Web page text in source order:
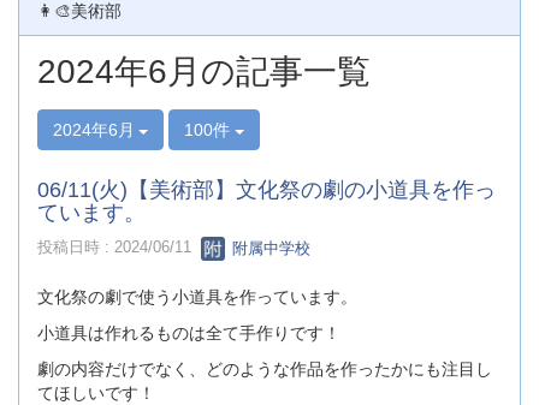
👩‍🎨美術部
2024年6月の記事一覧
2024年6月 100件
06/11(火)【美術部】文化祭の劇の小道具を作っ
ています。
投稿日時 : 2024/06/11 附属中学校
文化祭の劇で使う小道具を作っています。
小道具は作れるものは全て手作りです！
劇の内容だけでなく、どのような作品を作ったかにも注目し
てほしいです！